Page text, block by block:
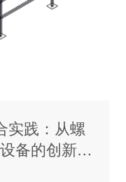
实践：从螺
备的创新路